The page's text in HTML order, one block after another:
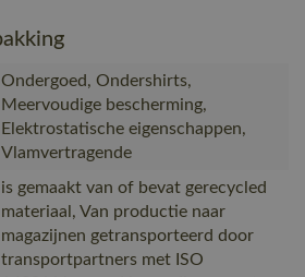
Ondergoed, Ondershirts,
Meervoudige bescherming,
Elektrostatische eigenschappen,
Vlamvertragende
is gemaakt van of bevat gerecycled
materiaal, Van productie naar
magazijnen getransporteerd door
transportpartners met ISO